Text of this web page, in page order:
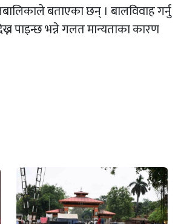
बताएका छन् । बालविवाह गर्नु
पाइन्छ भन्ने गलत मान्यताका कारण